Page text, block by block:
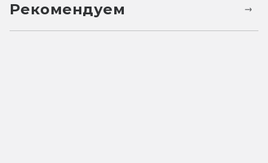
Рекомендуем